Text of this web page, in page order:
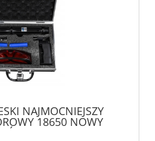
NAJMOCNIEJSZY
18650 NOWY
BLUE